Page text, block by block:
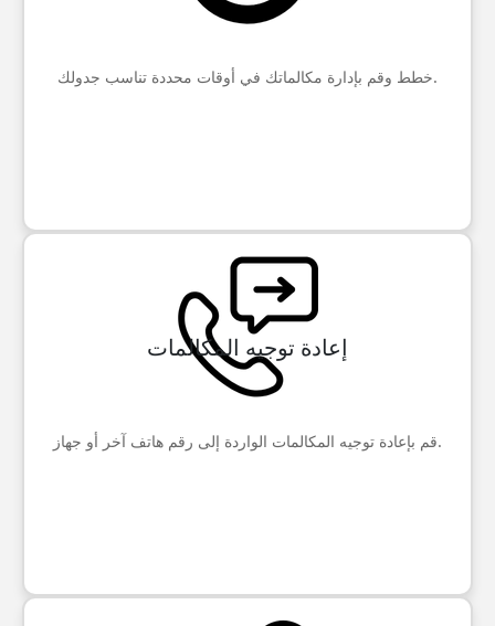
خطط وقم بإدارة مكالماتك في أوقات محددة تناسب جدولك.
إعادة توجيه المكالمات
قم بإعادة توجيه المكالمات الواردة إلى رقم هاتف آخر أو جهاز.